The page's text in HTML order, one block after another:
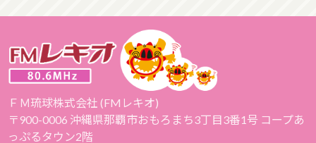
ＦＭ琉球株式会社 (FMレキオ)
〒900-0006 沖縄県那覇市おもろまち3丁目3番1号 コープあ
っぷるタウン2階